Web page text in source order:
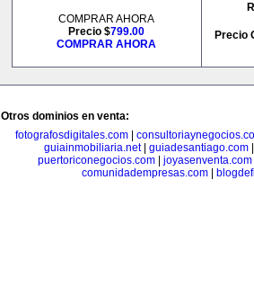
COMPRAR AHORA
Precio $799.00
COMPRAR AHORA
Precio
Otros dominios en venta:
fotografosdigitales.com
guiainmobiliaria.net| guiadesantiago.com
puertoriconegocios.com
joyasenventa.com
comunidadempresas.com